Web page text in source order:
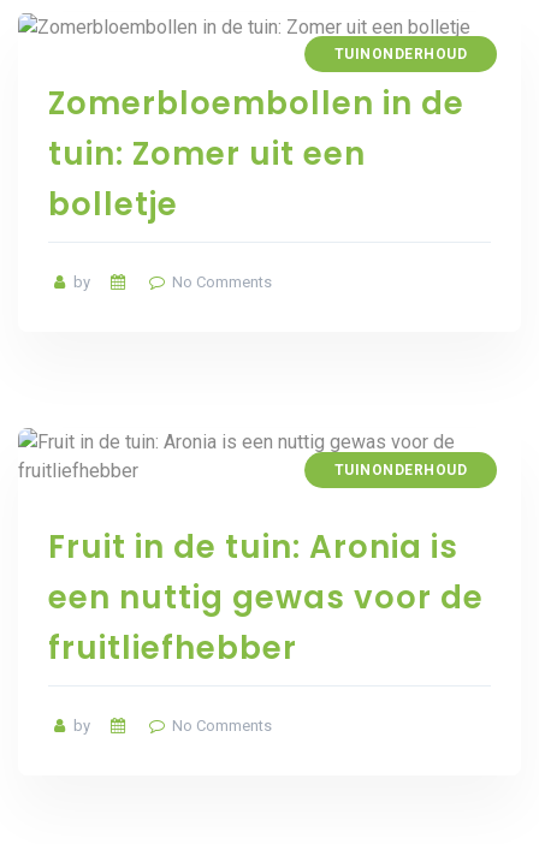
TUINONDERHOUD
Zomerbloembollen in de
tuin: Zomer uit een
bolletje
by No Comments
TUINONDERHOUD
Fruit in de tuin: Aronia is
een nuttig gewas voor de
fruitliefhebber
by No Comments